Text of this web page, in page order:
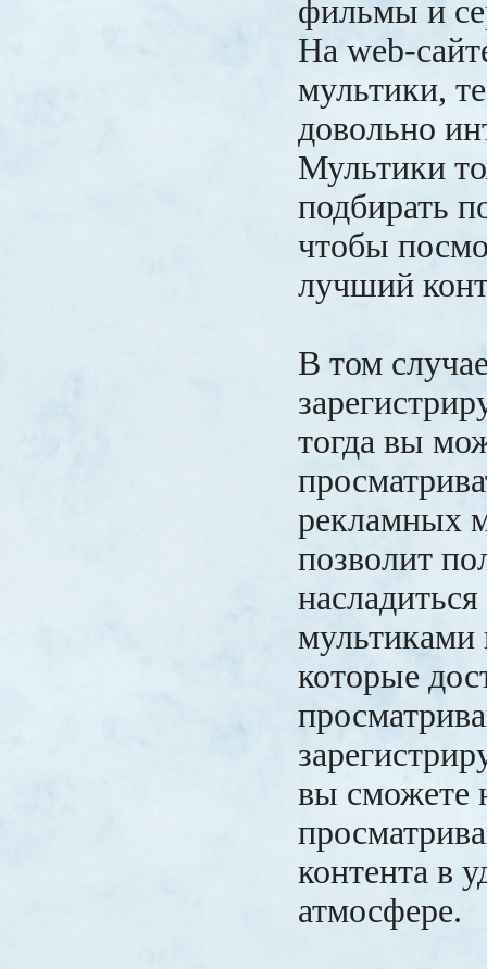
фильмы и
На web-
мультики,
довольно
Мультики
подбирать
чтобы
лучший
В том
тогда вы
рекламных
позволит
мультиками
которые
вы сможете
контента в
атмосфере.